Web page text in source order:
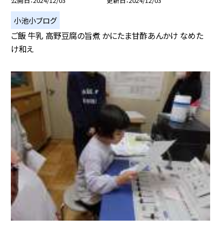
小池小ブログ
ご飯 牛乳 高野豆腐の旨煮 かにたま甘酢あんかけ なめた
け和え